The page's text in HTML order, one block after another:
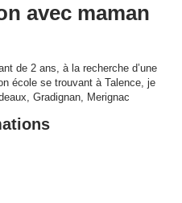
avec maman
de 2 ans, à la recherche d’une
école se trouvant à Talence, je
Gradignan, Merignac